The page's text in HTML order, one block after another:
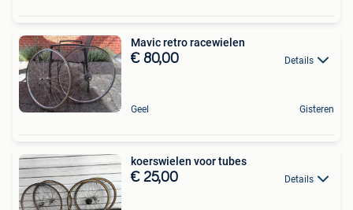
Mavic retro racewielen
€ 80,00 Details
Geel Gisteren
koerswielen voor tubes
€ 25,00 Details